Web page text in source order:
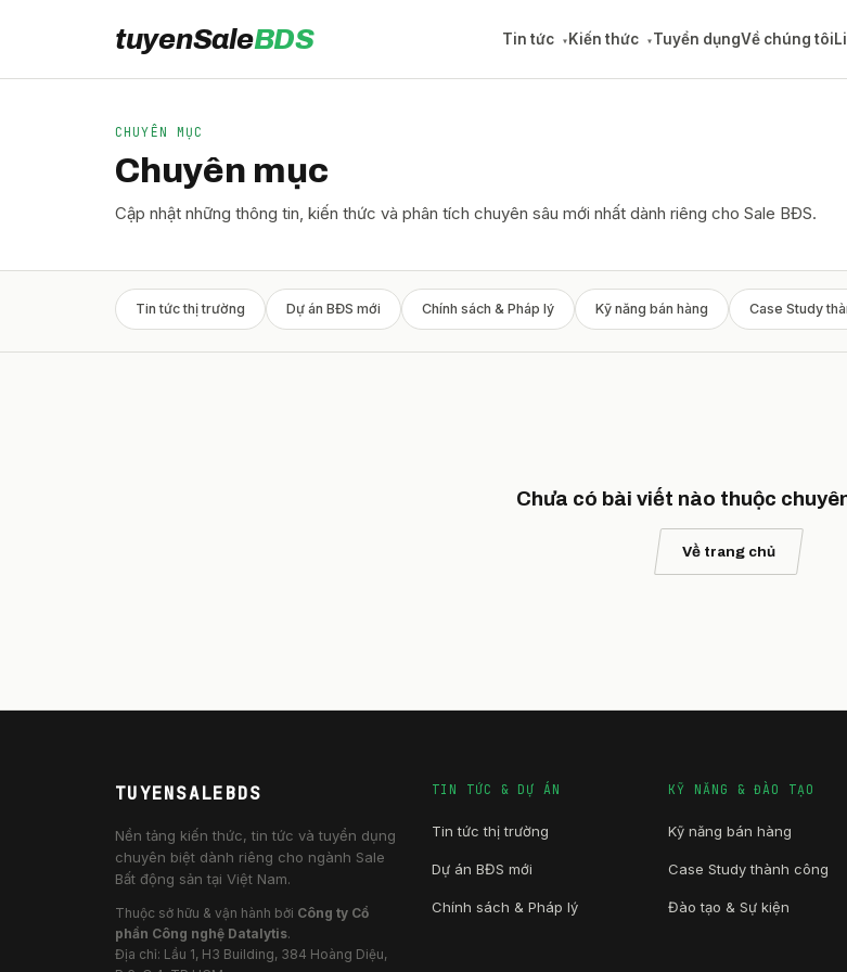
tuyenSaleBDS Tin tức ▾Kiến thức ▾Tuyển dụngVề chúng tôi
CHUYÊN MỤC
Chuyên mục
Cập nhật những thông tin, kiến thức và phân tích chuyên sâu mới nhất dành riêng cho Sale BĐS.
Tin tức thị trường Dự án BĐS mới Chính sách & Pháp lý Kỹ năng bán hàng Case Study
Chưa có bài viết nào thuộc
Về trang chủ
TUYENSALEBDS
Nền tảng kiến thức, tin tức và tuyển dụng
chuyên biệt dành riêng cho ngành Sale
Bất động sản tại Việt Nam.
Thuộc sở hữu & vận hành bởi Công ty Cổ
phần Công nghệ Datalytis.
Địa chỉ: Lầu 1, H3 Building, 384 Hoàng Diệu,
TIN TỨC & DỰ ÁN
Tin tức thị trường
Dự án BĐS mới
Chính sách & Pháp lý
KỸ NĂNG & ĐÀO TẠO
Kỹ năng bán hàng
Case Study thành công
Đào tạo & Sự kiện